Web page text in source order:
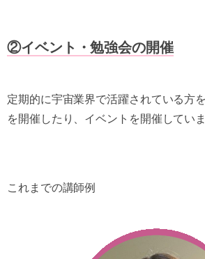
②イベント・勉強会の開催
定期的に宇宙業界で活躍されている方
を開催したり、イベントを開催していま
これまでの講師例